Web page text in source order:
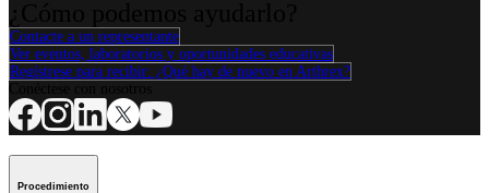
Contacte a un representante
Ver eventos, laboratorios y oportunidades educativas
Regístrese para recibir: ¿Qué hay de nuevo en Arthrex?
Procedimiento